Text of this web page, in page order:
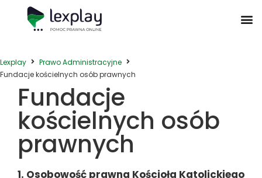
Lexplay
Prawo Administracyjne
Fundacje kościelnych osób prawnych
Fundacje
kościelnych osób
prawnych
1. Osobowość prawna Kościoła Katolickiego